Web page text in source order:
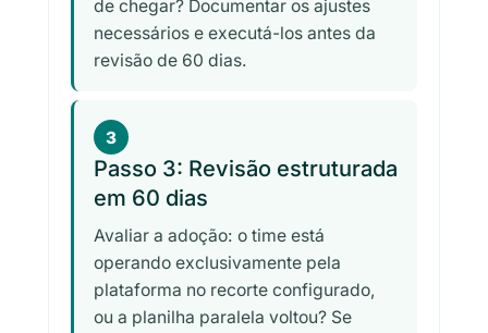
de chegar? Documentar os ajustes
necessários e executá-los antes da
revisão de 60 dias.
3
Passo 3: Revisão estruturada
em 60 dias
Avaliar a adoção: o time está
operando exclusivamente pela
plataforma no recorte configurado,
ou a planilha paralela voltou? Se